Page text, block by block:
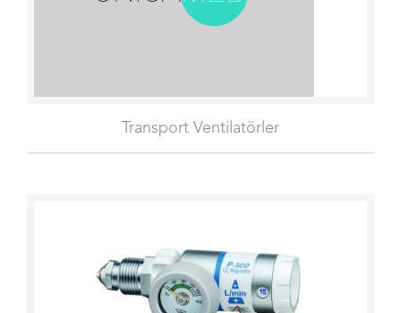
Transport Ventilatörler